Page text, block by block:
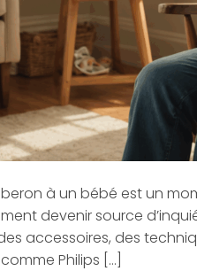
à un bébé est un
devenir source
accessoires, des
Philips […]